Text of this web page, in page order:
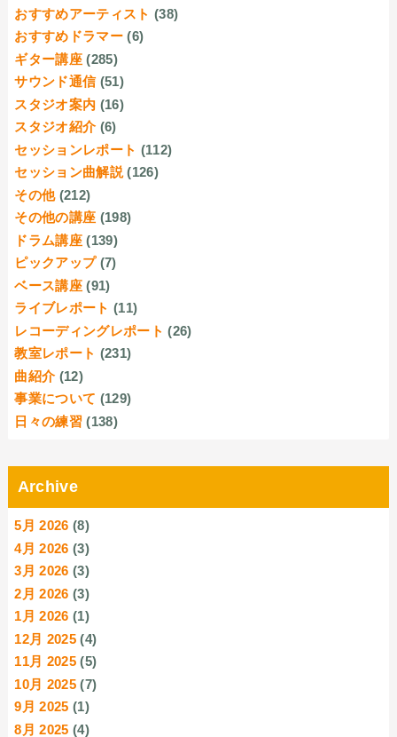
おすすめアーティスト (38)
おすすめドラマー (6)
ギター講座 (285)
サウンド通信 (51)
スタジオ案内 (16)
スタジオ紹介 (6)
セッションレポート (112)
セッション曲解説 (126)
その他 (212)
その他の講座 (198)
ドラム講座 (139)
ピックアップ (7)
ベース講座 (91)
ライブレポート (11)
レコーディングレポート (26)
教室レポート (231)
曲紹介 (12)
事業について (129)
日々の練習 (138)
Archive
5月 2026 (8)
4月 2026 (3)
3月 2026 (3)
2月 2026 (3)
1月 2026 (1)
12月 2025 (4)
11月 2025 (5)
10月 2025 (7)
9月 2025 (1)
8月 2025 (4)